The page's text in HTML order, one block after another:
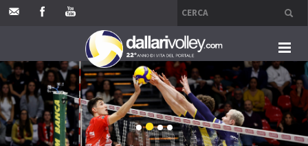
HOME
EDITORIALI